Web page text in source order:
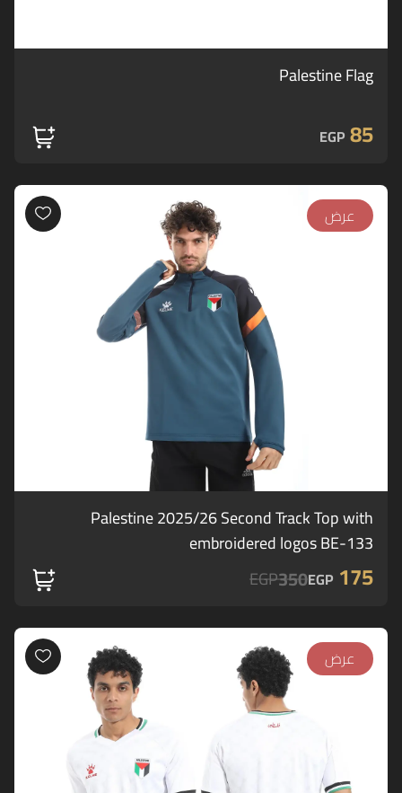
Palestine Flag
85
EGP
عرض
Palestine 2025/26 Second Track Top with
embroidered logos BE-133
175
EGP
350
EGP
عرض